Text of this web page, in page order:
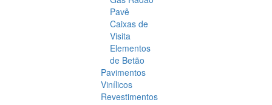
Pavê
Caixas de
Visita
Elementos
de Betão
Pavimentos
Vinílicos
Revestimentos